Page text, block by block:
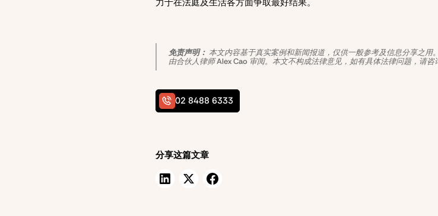
免责声明： 本文内容基于真实案例和新闻报道，仅供一般参考及信息分享之
由合伙人律师 Alex Cao 审阅。本文不构成法律意见，如有具体法律问题，请咨
02 8488 6333
分享这篇文章